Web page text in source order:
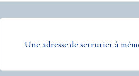
Une adresse de serrurier à